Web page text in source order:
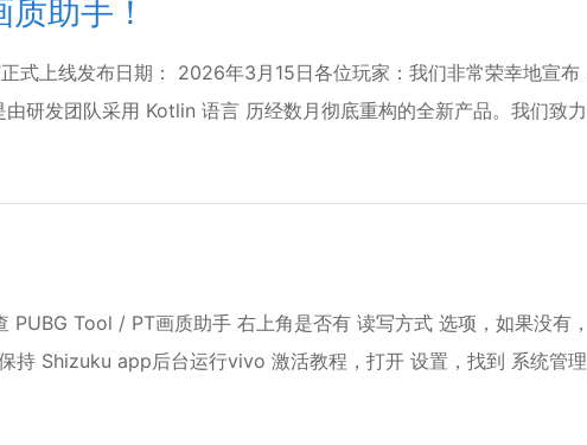
助手！
式上线发布日期： 2026年3月15日各位玩家：我们非常荣幸地宣
研发团队采用 Kotlin 语言 历经数月彻底重构的全新产品。我们致
PUBG Tool / PT画质助手 右上角是否有 读写方式 选项，如果没有
Shizuku app后台运行vivo 激活教程，打开 设置，找到 系统管